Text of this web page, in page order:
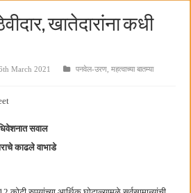
वाढदिवसानिमित्त राज्यभरातून शुभेच्छांचा वर्षाव
मुख्य प्रशासकीय कार्यालयासह भव्य मूट कोर्टचे बुधवारी
लोकनेते रामशेठ ठाकूर यांच्या उद्घाटन
बैठक
उपक्रम
शिबिरास पनवेलमध्ये उत्स्फूर्त प्रतिसाद
खातेदारांना कधी
March 2021 पनवेल-उरण ,महत्वाच्या बातम्या
सवाल
काढले वाभाडे